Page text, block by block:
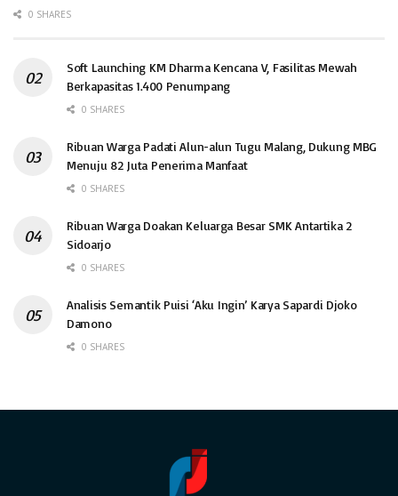
0 SHARES
Soft Launching KM Dharma Kencana V, Fasilitas Mewah
Berkapasitas 1.400 Penumpang
0 SHARES
Ribuan Warga Padati Alun-alun Tugu Malang, Dukung MBG
Menuju 82 Juta Penerima Manfaat
0 SHARES
Ribuan Warga Doakan Keluarga Besar SMK Antartika 2
Sidoarjo
0 SHARES
Analisis Semantik Puisi ‘Aku Ingin’ Karya Sapardi Djoko
Damono
0 SHARES